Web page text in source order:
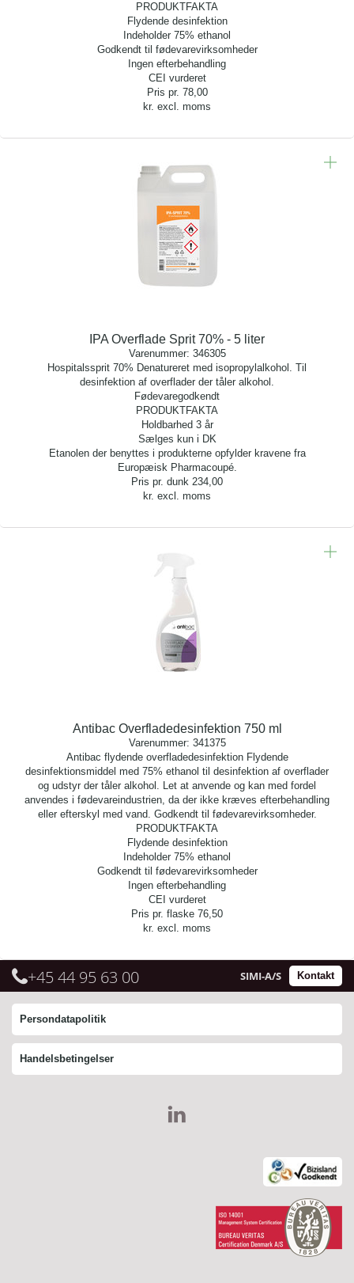
PRODUKTFAKTA
Flydende desinfektion
Indeholder 75% ethanol
Godkendt til fødevarevirksomheder
Ingen efterbehandling
CEI vurderet
Pris pr. 78,00
kr. excl. moms
IPA Overflade Sprit 70% - 5 liter
Varenummer: 346305
Hospitalssprit 70% Denatureret med isopropylalkohol. Til
desinfektion af overflader der tåler alkohol.
Fødevaregodkendt
PRODUKTFAKTA
Holdbarhed 3 år
Sælges kun i DK
Etanolen der benyttes i produkterne opfylder kravene fra
Europæisk Pharmacoupé.
Pris pr. dunk 234,00
kr. excl. moms
Antibac Overfladedesinfektion 750 ml
Varenummer: 341375
Antibac flydende overfladedesinfektion Flydende
desinfektionsmiddel med 75% ethanol til desinfektion af overflader
og udstyr der tåler alkohol. Let at anvende og kan med fordel
anvendes i fødevareindustrien, da der ikke kræves efterbehandling
eller efterskyl med vand. Godkendt til fødevarevirksomheder.
PRODUKTFAKTA
Flydende desinfektion
Indeholder 75% ethanol
Godkendt til fødevarevirksomheder
Ingen efterbehandling
CEI vurderet
Pris pr. flaske 76,50
kr. excl. moms
+45 44 95 63 00 Kontakt
SIMI-A/S
Persondatapolitik
Handelsbetingelser